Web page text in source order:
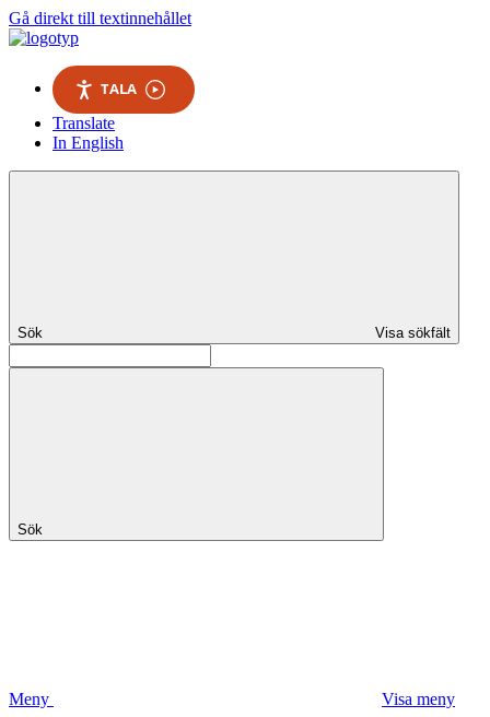
Gå direkt till textinnehållet
TALA
Translate
In English
Sök Visa sökfält
Sök
Meny
Visa meny